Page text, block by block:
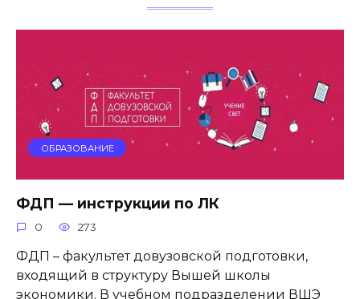
ОБРАЗОВАНИЕ
ФДП — инструкции по ЛК
0 273
ФДП – факультет довузовской подготовки,
входящий в структуру Вышей школы
экономики. В учебном подразделении ВШЭ